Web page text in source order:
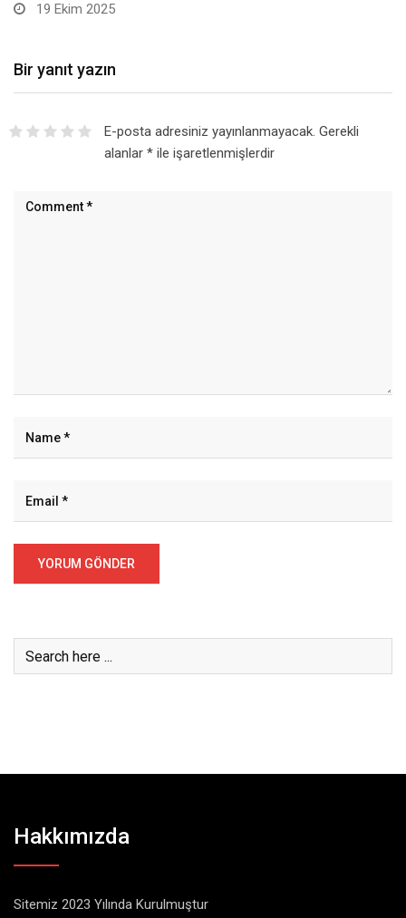
19 Ekim 2025
Bir yanıt yazın
E-posta adresiniz yayınlanmayacak. Gerekli
alanlar *ile işaretlenmişlerdir
Hakkımızda
Sitemiz 2023 Yılında Kurulmuştur